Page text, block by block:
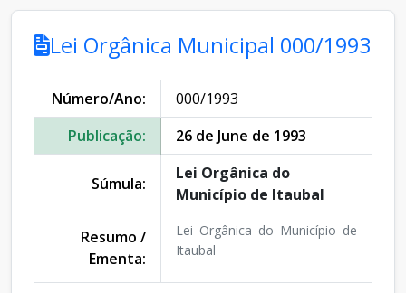
Lei Orgânica Municipal 000/1993
Número/Ano:
000/1993
Publicação:
26 de June de 1993
Súmula:
Lei Orgânica do
Município de Itaubal
Resumo /
Ementa:
Lei Orgânica do Município de
Itaubal